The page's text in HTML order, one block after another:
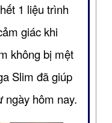
1 liệu trình
giác khi
không bị mệt
Slim đã giúp
ngày hôm nay.